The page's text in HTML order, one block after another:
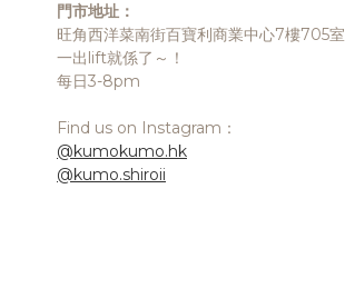
門市地址：
旺角西洋菜南街百寶利商業中心7樓705室
一出lift就係了～！
每日3-8pm
Find us on Instagram：
@kumokumo.hk
@kumo.shiroii